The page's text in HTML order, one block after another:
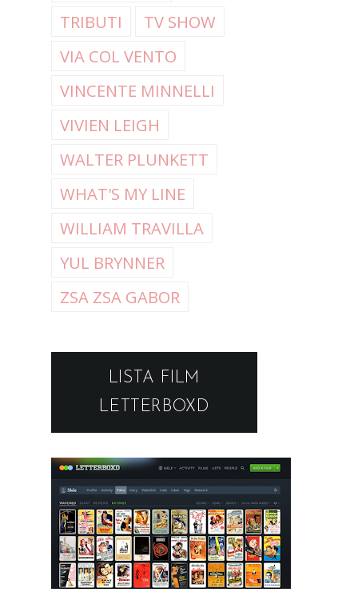
TRIBUTI
TV SHOW
VIA COL VENTO
VINCENTE MINNELLI
VIVIEN LEIGH
WALTER PLUNKETT
WHAT'S MY LINE
WILLIAM TRAVILLA
YUL BRYNNER
ZSA ZSA GABOR
LISTA FILM
LETTERBOXD